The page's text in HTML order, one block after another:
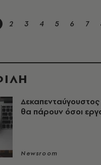
2 3 4 5 6 7
θα πάρουν όσοι
Newsroom